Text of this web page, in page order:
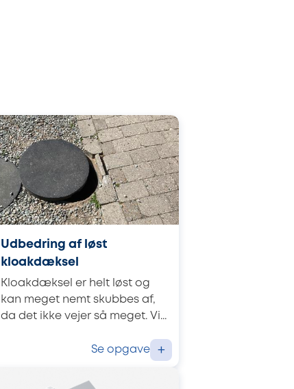
Udbedring af løst
kloakdæksel
Kloakdæksel er helt løst og
kan meget nemt skubbes af,
da det ikke vejer så meget. Vi...
Se opgave +